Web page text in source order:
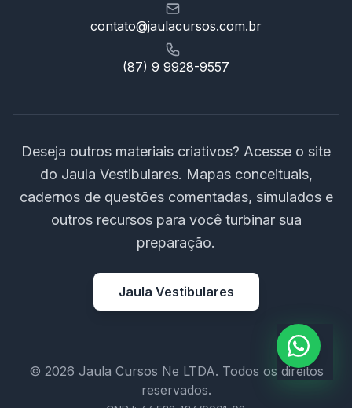
contato@jaulacursos.com.br
(87) 9 9928-9557
Deseja outros materiais criativos? Acesse o site
do Jaula Vestibulares. Mapas conceituais,
cadernos de questões comentadas, simulados e
outros recursos para você turbinar sua
preparação.
Jaula Vestibulares
© 2026 Jaula Cursos Ne LTDA. Todos os direitos
reservados.